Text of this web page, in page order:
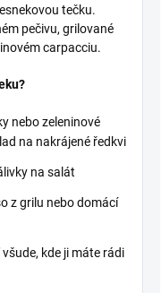
tečku.
pečivu, grilované
carpacciu.
nebo zeleninové
na nakrájené ředkvi
na salát
z grilu nebo domácí
kde ji máte rádi